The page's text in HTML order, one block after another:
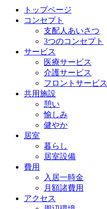
トップページ
コンセプト
支配人あいさつ
3つのコンセプト
サービス
医療サービス
介護サービス
フロントサービス
共用施設
憩い
愉しみ
健やか
居室
暮らし
居室設備
費用
入居一時金
月額諸費用
アクセス